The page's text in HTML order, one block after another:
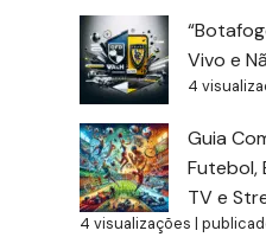
Vivo e
4
Guia
Futebol,
TV e
4 visualizações |